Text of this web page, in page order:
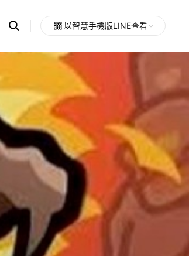
Search
OpenChats
messages
search
以智慧手機版LINE查看